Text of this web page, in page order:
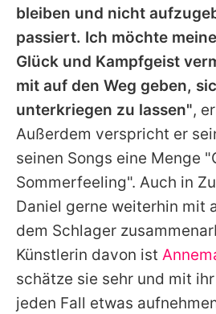
bleiben und nicht
passiert. Ich möchte
Glück und Kampfgeist
mit auf den Weg geben,
unterkriegen zu lassen",
Außerdem verspricht er
seinen Songs eine Menge
Sommerfeeling". Auch in
Daniel gerne weiterhin mit
dem Schlager
Künstlerin davon ist
schätze sie sehr und mit
jeden Fall etwas